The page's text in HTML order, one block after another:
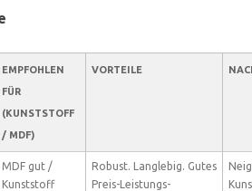
EMPFOHLEN
FÜR
(KUNSTSTOFF
/ MDF)
VORTEILE
MDF gut /
Kunststoff
Robust. Langlebig. Gutes
Preis-Leistungs-